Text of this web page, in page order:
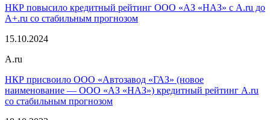
НКР повысило кредитный рейтинг ООО «АЗ «НАЗ» с A.ru до
A+.ru со стабильным прогнозом
15.10.2024
A.ru
НКР присвоило ООО «Автозавод «ГАЗ» (новое
наименование — ООО «АЗ «НАЗ») кредитный рейтинг A.ru
со стабильным прогнозом